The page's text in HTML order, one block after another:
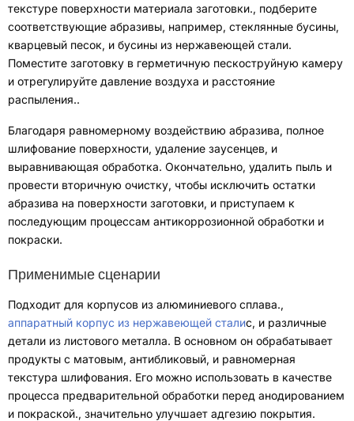
текстуре поверхности материала заготовки.
подберите
соответствующие абразивы например, стеклянные бусины
кварцевый песок и бусины из нержавеющей стали
Поместите заготовку в герметичную пескоструйную камеру
и отрегулируйте давление воздуха и расстояние
распыления.
Благодаря равномерному воздействию абразива полное
шлифование поверхности удаление заусенцев и
выравнивающая обработка Окончательно удалить пыль и
провести вторичную очистку, чтобы исключить остатки
абразива на поверхности заготовки и приступаем к
последующим процессам антикоррозионной обработки и
покраски
Применимые сценарии
Подходит для корпусов из алюминиевого сплава.
аппаратный корпус из нержавеющей сталис, и различные
детали из листового металла В основном он обрабатывает
продукты с матовым антибликовый и равномерная
текстура шлифования Его можно использовать в качестве
процесса предварительной обработки перед анодированием
и покраской.
значительно улучшает адгезию покрытия